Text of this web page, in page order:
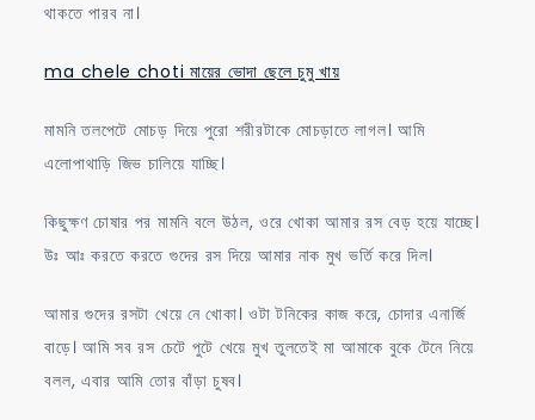
থাকতে পারব না।
ma chele choti মায়ের ভোদা ছেলে চুমু খায়
মামনি তলপেটে মোচড় দিয়ে পুরো শরীরটাকে মোচড়াতে লাগল। আমি
এলোপাথাড়ি জিভ চালিয়ে যাচ্ছি।
কিছুক্ষণ চোষার পর মামনি বলে উঠল, ওরে খোকা আমার রস বেড় হয়ে যাচ্ছে।
উঃ আঃ করতে করতে গুদের রস দিয়ে আমার নাক মুখ ভর্তি করে দিল।
আমার গুদের রসটা খেয়ে নে খোকা। ওটা টনিকের কাজ করে, চোদার এনার্জি
বাড়ে। আমি সব রস চেটে পুটে খেয়ে মুখ তুলতেই মা আমাকে বুকে টেনে নিয়ে
বলল, এবার আমি তোর বাঁড়া চুষব।